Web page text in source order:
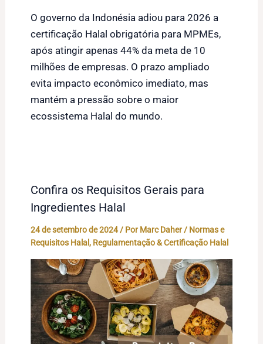
O governo da Indonésia adiou para 2026 a
certificação Halal obrigatória para MPMEs,
após atingir apenas 44% da meta de 10
milhões de empresas. O prazo ampliado
evita impacto econômico imediato, mas
mantém a pressão sobre o maior
ecossistema Halal do mundo.
Confira os Requisitos Gerais para
Ingredientes Halal
24 de setembro de 2024/ Por Marc Daher / Normas e
Requisitos Halal, Regulamentação & Certificação Halal